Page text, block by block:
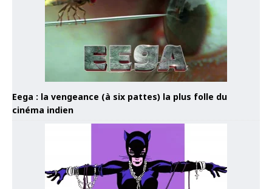
Eega : la vengeance (à six pattes) la plus folle du
cinéma indien